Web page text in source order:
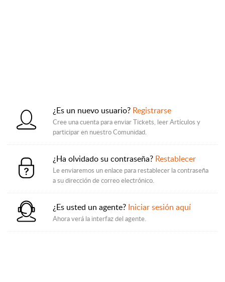
¿Es un nuevo usuario? Registrarse
Cree una cuenta para enviar Tickets, leer Artículos y
participar en nuestro Comunidad.
¿Ha olvidado su contraseña? Restablecer
Le enviaremos un enlace para restablecer la contraseña
a su dirección de correo electrónico.
¿Es usted un agente? Iniciar sesión aquí
Ahora verá la interfaz del agente.